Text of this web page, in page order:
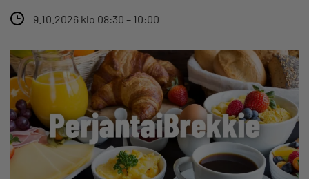
9.10.2026 klo 08:30 – 10:00